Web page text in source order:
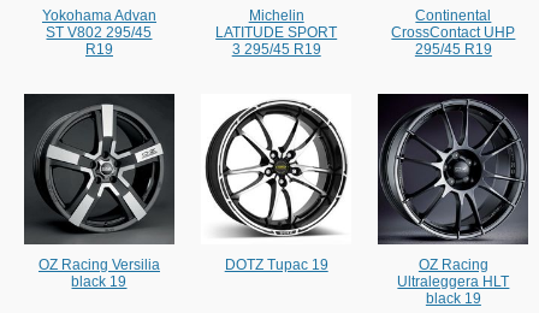
Yokohama Advan
ST V802 295/45
R19
Michelin
LATITUDE SPORT
3 295/45 R19
Continental
CrossContact UHP
295/45 R19
OZ Racing Versilia
black 19
DOTZ Tupac 19
OZ Racing
Ultraleggera HLT
black 19